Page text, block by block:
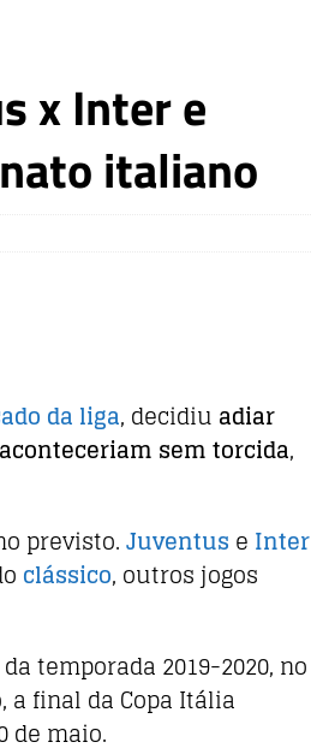
x Inter e
italiano
da liga, decidiu adiar
aconteceriam sem torcida,
previsto.Juventus e Inter
clássico, outros jogos
temporada 2019-2020, no
a final da Copa Itália
de maio.